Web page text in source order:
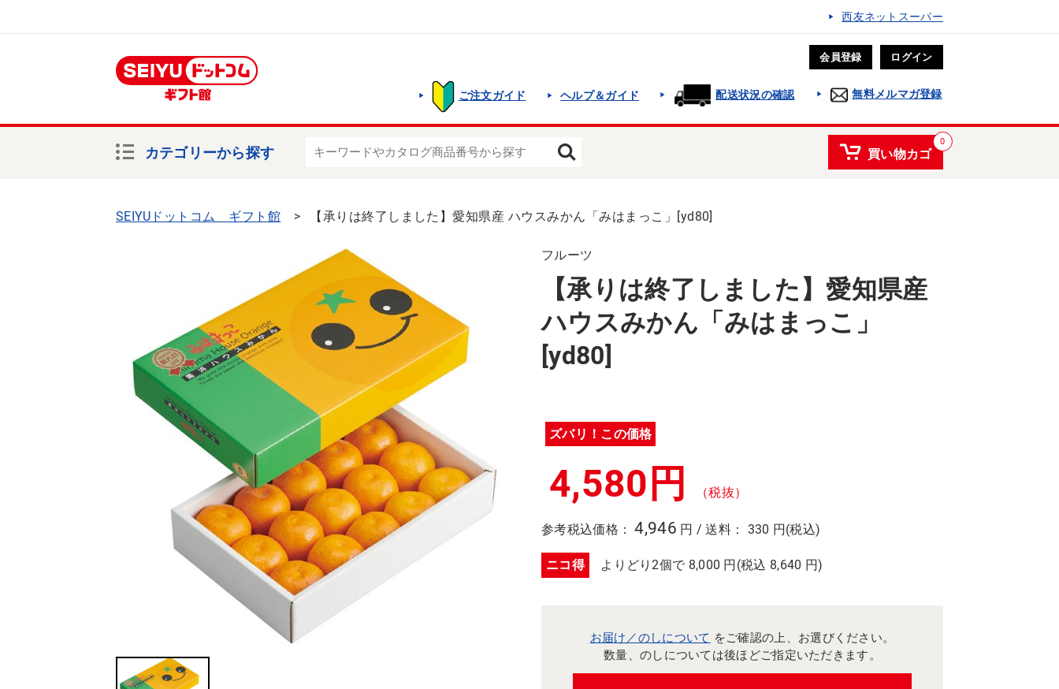
西友ネットスーパー
会員登録 ログイン
ご注文ガイド ヘルプ＆ガイド 配送状況の確認 無料メルマガ登録
カテゴリーから探す
0
買い物カゴ
SEIYUドットコム ギフト館 【承りは終了しました】愛知県産 ハウスみかん「みはまっこ」[yd80]
フルーツ
【承りは終了しました】愛知県産
ハウスみかん「みはまっこ」
[yd80]
ズバリ！この価格
4,580円 （税抜）
参考税込価格：4,946 円 / 送料： 330 円(税込)
ニコ得 よりどり2個で 8,000 円(税込 8,640 円)
お届け／のしについて をご確認の上、お選びください。
数量、のしについては後ほどご指定いただきます。